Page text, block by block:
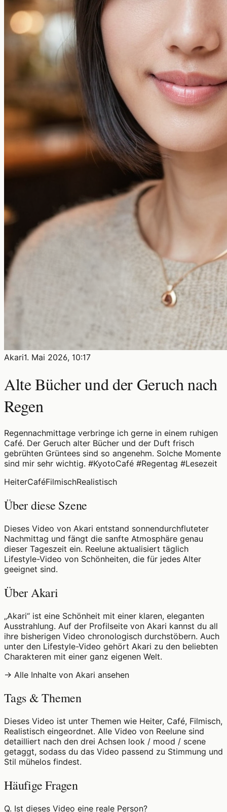
Akari1. Mai 2026, 10:17
Alte Bücher und der Geruch nach
Regen
Regennachmittage verbringe ich gerne in einem ruhigen
Café. Der Geruch alter Bücher und der Duft frisch
gebrühten Grüntees sind so angenehm. Solche Momente
sind mir sehr wichtig. #KyotoCafé #Regentag #Lesezeit
HeiterCaféFilmischRealistisch
Über diese Szene
Dieses Video von Akari entstand sonnendurchfluteter
Nachmittag und fängt die sanfte Atmosphäre genau
dieser Tageszeit ein. Reelune aktualisiert täglich
Lifestyle-Video von Schönheiten, die für jedes Alter
geeignet sind.
Über Akari
„Akari“ ist eine Schönheit mit einer klaren, eleganten
Ausstrahlung. Auf der Profilseite von Akari kannst du all
ihre bisherigen Video chronologisch durchstöbern. Auch
unter den Lifestyle-Video gehört Akari zu den beliebten
Charakteren mit einer ganz eigenen Welt.
→ Alle Inhalte von Akari ansehen
Tags & Themen
Dieses Video ist unter Themen wie Heiter, Café, Filmisch,
Realistisch eingeordnet. Alle Video von Reelune sind
detailliert nach den drei Achsen look / mood / scene
getaggt, sodass du das Video passend zu Stimmung und
Stil mühelos findest.
Häufige Fragen
Q. Ist dieses Video eine reale Person?